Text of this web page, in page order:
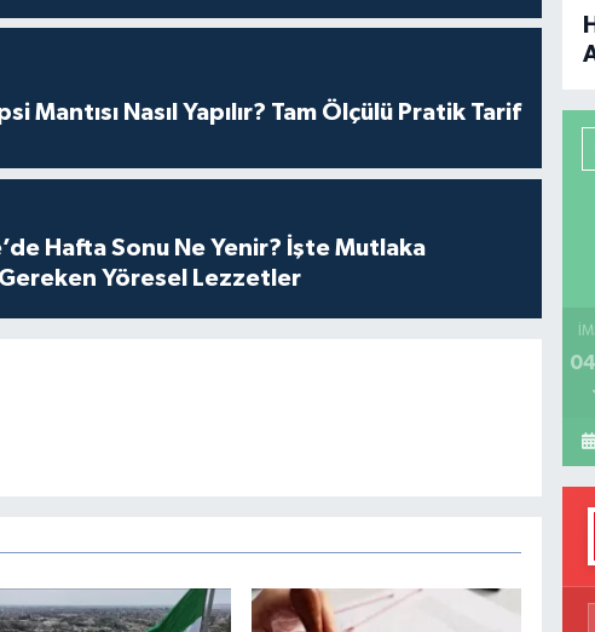
Mantısı Nasıl Yapılır? Tam Ölçülü Pratik Tarif
Hafta Sonu Ne Yenir? İşte Mutlaka
Gereken Yöresel Lezzetler